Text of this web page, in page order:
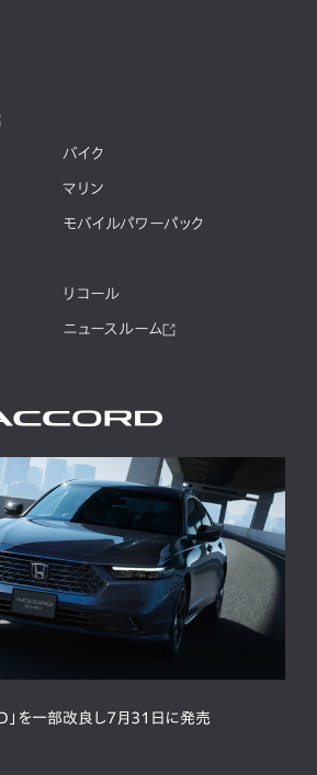
バイク
マリン
モバイルパワーパック
リコール
ニュースルーム
」を一部改良し7月31日に発売